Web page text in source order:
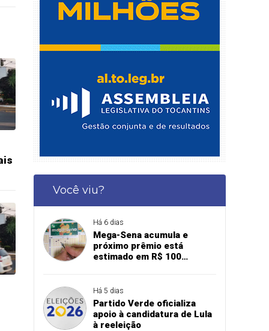
Você viu?
Há 6 dias
Mega-Sena acumula e
próximo prêmio está
estimado em R$ 100
Há 5 dias
Partido Verde oficializa
apoio à candidatura de Lula
à reeleição